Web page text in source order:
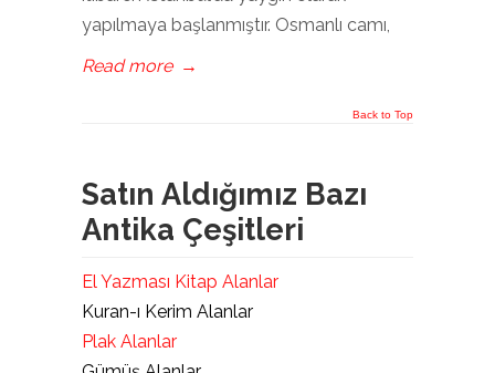
yapılmaya başlanmıştır. Osmanlı camı,
Read more →
Back to Top
Satın Aldığımız Bazı
Antika Çeşitleri
El Yazması Kitap Alanlar
Kuran-ı Kerim Alanlar
Plak Alanlar